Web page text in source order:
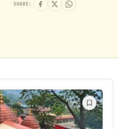
SHARE: